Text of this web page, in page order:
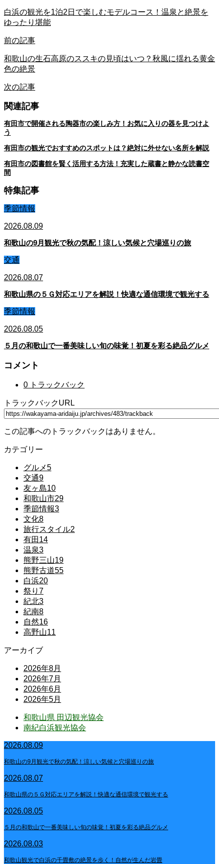
白浜の観光を1泊2日で楽しむモデルコース！温泉と絶景を
ゆったり堪能
前の記事
和歌山の生石高原のススキの見頃はいつ？秋風に揺れる黄金
色の絶景
次の記事
関連記事
有田市で開催される陶器市の楽しみ方！お気に入りの器を見つけよ
う
有田市の観光でおすすめのスポットは？絶対に外せない名所を解説
有田市の図書館を賢く活用する方法！充実した蔵書と静かな読書空
間
特集記事
季節情報
2026.08.09
和歌山の9月観光で秋の気配！涼しい気候と穴場巡りの旅
交通
2026.08.07
和歌山県の５Ｇ対応エリアを解説！快適な通信環境で観光する
季節情報
2026.08.05
５月の和歌山で一番美味しい旬の味覚！初夏を彩る絶品グルメ
コメント
0 トラックバック
トラックバックURL
この記事へのトラックバックはありません。
カテゴリー
グルメ5
交通9
友ヶ島10
和歌山市29
季節情報3
文化8
旅行スタイル2
有田 14
温泉3
熊野三山19
熊野古道55
白浜20
祭り 7
紀北3
紀南8
自然16
高野山11
アーカイブ
2026年8月
2026年7月
2026年6月
2026年5月
和歌山県 田辺観光協会
南紀白浜観光協会
2026.08.09
和歌山の9月観光で秋の気配！涼しい気候と穴場巡りの旅
2026.08.07
和歌山県の５Ｇ対応エリアを解説！快適な通信環境で観光する
2026.08.05
５月の和歌山で一番美味しい旬の味覚！初夏を彩る絶品グルメ
2026.08.03
和歌山観光で白浜の千畳敷の絶景を歩く！自然が生んだ岩畳